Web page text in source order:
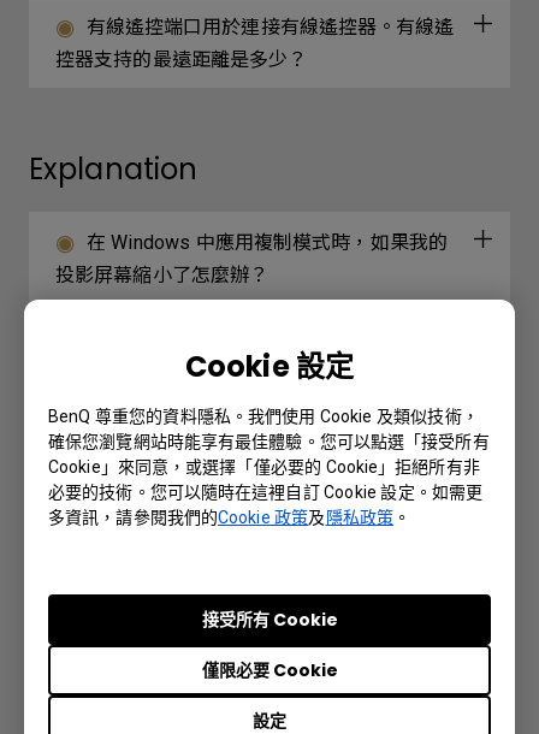
Cookie 設定
BenQ 尊重您的資料隱私。我們使用 Cookie 及類似技術，
確保您瀏覽網站時能享有最佳體驗。您可以點選「接受所有
Cookie」來同意，或選擇「僅必要的 Cookie」拒絕所有非
必要的技術。您可以隨時在這裡自訂 Cookie 設定。如需更
多資訊，請參閱我們的Cookie 政策及隱私政策。
設定
僅限必要 Cookie
接受所有 Cookie
有線遙控端口用於連接有線遙控器。有線遙
控器支持的最遠距離是多少？
Explanation
在 Windows 中應用複制模式時，如果我的
投影屏幕縮小了怎麼辦？
Further Query
投影機的傳輸速率可以更改嗎？
哪些型號的BenQ投影機需要重啟電源？
有線遙控端口用於連接有線遙控器。有線遙
控器支持的最遠距離是多少？
我的遙控器無法使用，該如何解決？